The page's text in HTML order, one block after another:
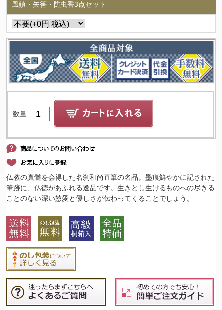
風鎮・矢筈・防虫香3点セット
数量
仏教の真髄を会得した名刹和尚直筆の名品。墨痕鮮やかに記された
筆跡に、仏徳があふれる逸品です。生きとし生けるものへの尽きる
ことのない深い慈愛と優しさが伝わってくることでしょう。